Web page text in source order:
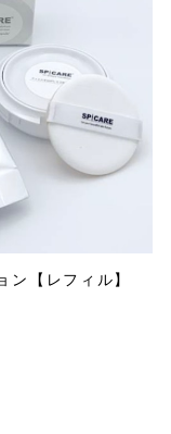
ン【レフィル】